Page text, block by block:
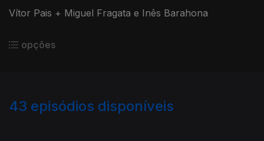
Vítor Pais + Miguel Fragata e Inês Barahona
opções
43 episódios disponíveis